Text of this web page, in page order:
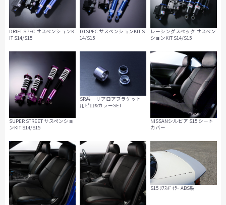
DRIFT SPEC サスペンションK
IT S14/S15
D1SPEC サスペンションKIT S
14/S15
レーシングスペック サスペン
ションKIT S14/S15
SUPER STREET サスペンショ
ンKIT S14/S15
SR系 リアロアブラケット
用ピロ&カラーSET
NISSANシルビア S15 シート
カバー
S15 ﾘｱｽﾎﾟｲﾗｰ ABS製